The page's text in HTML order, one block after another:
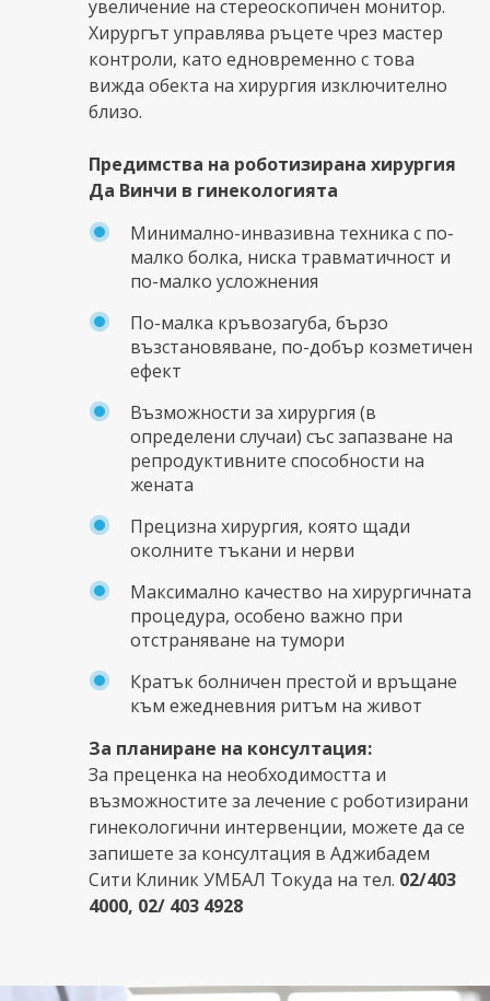
увеличение на стереоскопичен монитор.
Хирургът управлява ръцете чрез мастер
контроли, като едновременно с това
вижда обекта на хирургия изключително
близо.
Предимства на роботизирана хирургия
Да Винчи в гинекологията
Минимално-инвазивна техника с по-
малко болка, ниска травматичност и
по-малко усложнения
По-малка кръвозагуба, бързо
възстановяване, по-добър козметичен
ефект
Възможности за хирургия (в
определени случаи) със запазване на
репродуктивните способности на
жената
Прецизна хирургия, която щади
околните тъкани и нерви
Максимално качество на хирургичната
процедура, особено важно при
отстраняване на тумори
Кратък болничен престой и връщане
към ежедневния ритъм на живот
За планиране на консултация:
За преценка на необходимостта и
възможностите за лечение с роботизирани
гинекологични интервенции, можете да се
запишете за консултация в Аджибадем
Сити Клиник УМБАЛ Токуда на тел. 02/403
4000, 02/ 403 4928